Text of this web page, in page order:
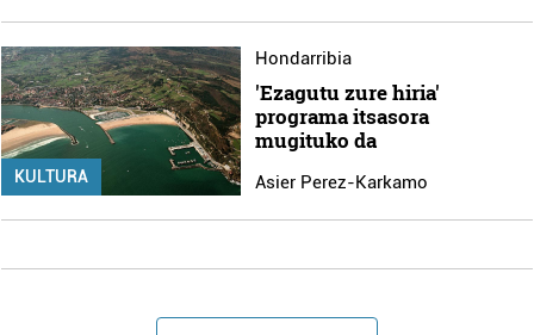
KULTURA
Hondarribia
'Ezagutu zure hiria'
programa itsasora
mugituko da
Asier Perez-Karkamo